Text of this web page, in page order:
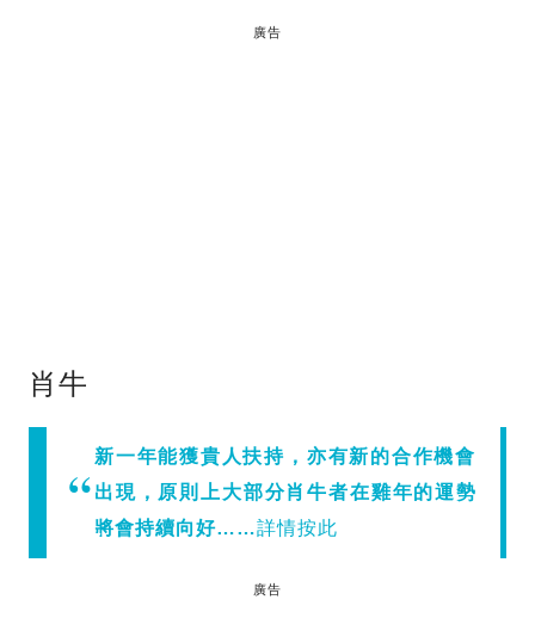
廣告
肖牛
新一年能獲貴人扶持，亦有新的合作機會
出現，原則上大部分肖牛者在雞年的運勢
將會持續向好……詳情按此
廣告